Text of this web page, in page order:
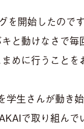
を開始したので
と動けなさで
めに行うことを
学生さんが動き
で取り組ん